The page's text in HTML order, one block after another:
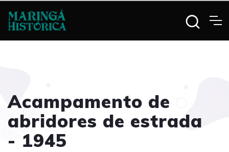
Acampamento de
abridores de estrada
- 1945